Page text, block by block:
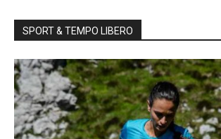
SPORT & TEMPO LIBERO